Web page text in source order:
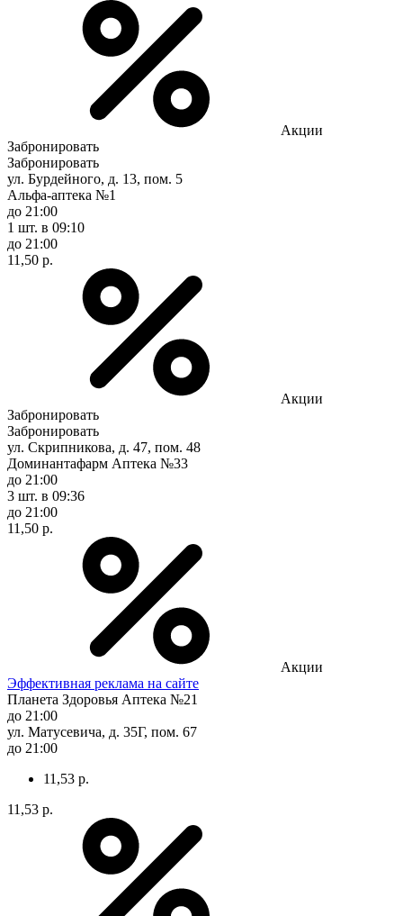
Акции
Забронировать
Забронировать
ул. Бурдейного, д. 13, пом. 5
Альфа-аптека №1
до 21:00
1 шт. в 09:10
до 21:00
11,50 р.
Акции
Забронировать
Забронировать
ул. Скрипникова, д. 47, пом. 48
Доминантафарм Аптека №33
до 21:00
3 шт. в 09:36
до 21:00
11,50 р.
Акции
Эффективная реклама на сайте
Планета Здоровья Аптека №21
до 21:00
ул. Матусевича, д. 35Г, пом. 67
до 21:00
11,53 р.
11,53 р.